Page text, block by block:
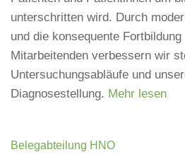
unterschritten wird. Durch
und die konsequente
Mitarbeitenden verbessern wir
Untersuchungsabläufe und
Diagnosestellung. Mehr lesen
Belegabteilung HNO